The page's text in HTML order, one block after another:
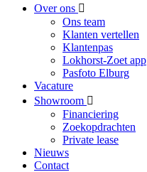
Over ons
Ons team
Klanten vertellen
Klantenpas
Lokhorst-Zoet app
Pasfoto Elburg
Vacature
Showroom
Financiering
Zoekopdrachten
Private lease
Nieuws
Contact